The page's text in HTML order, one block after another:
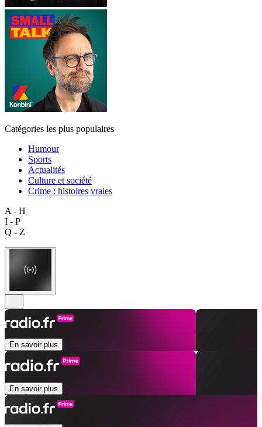
Catégories les plus populaires
Humour
Sports
Actualités
Culture et société
Crime : histoires vraies
A - H
I - P
Q - Z
En savoir plus
En savoir plus